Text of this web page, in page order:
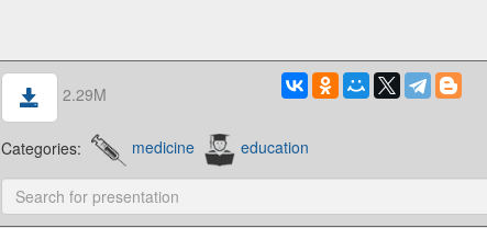
2.29M
Categories: medicine education